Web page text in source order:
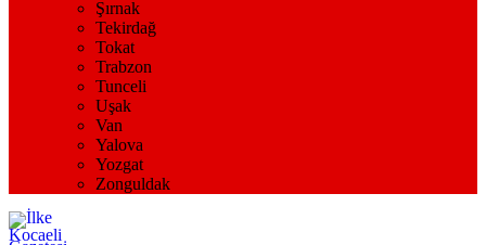
Şırnak
Tekirdağ
Tokat
Trabzon
Tunceli
Uşak
Van
Yalova
Yozgat
Zonguldak